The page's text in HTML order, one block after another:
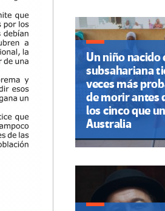
Un niño nacido
subsahariana
veces más
de morir antes
los cinco que
Australia